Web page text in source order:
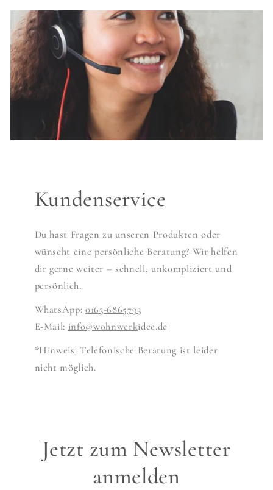
Kundenservice
Du hast Fragen zu unseren Produkten oder
wünscht eine persönliche Beratung? Wir helfen
dir gerne weiter – schnell, unkompliziert und
persönlich.
WhatsApp:0163-6865793
E-Mail: info@wohnwerkidee.de
*Hinweis: Telefonische Beratung ist leider
nicht möglich.
Jetzt zum Newsletter
anmelden